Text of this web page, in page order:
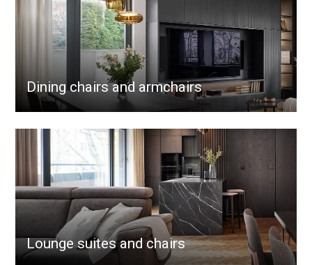
Dining chairs and armchairs
Lounge suites and chairs